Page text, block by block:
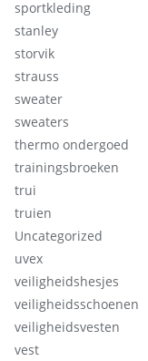
sportkleding
stanley
storvik
strauss
sweater
sweaters
thermo ondergoed
trainingsbroeken
trui
truien
Uncategorized
uvex
veiligheidshesjes
veiligheidsschoenen
veiligheidsvesten
vest